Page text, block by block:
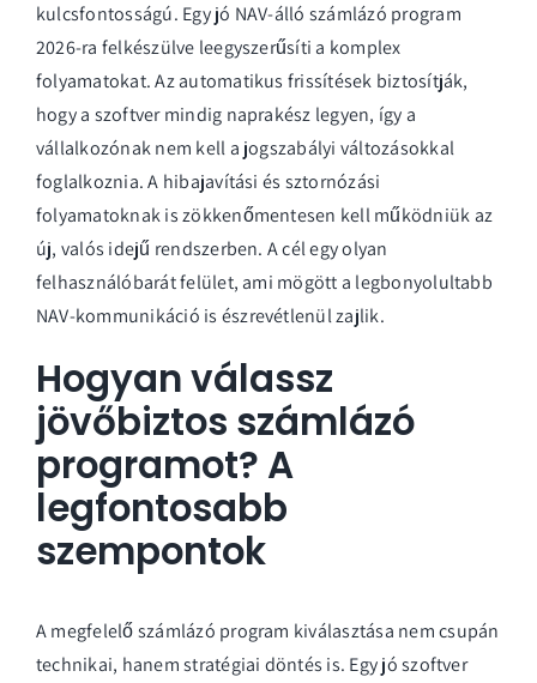
kulcsfontosságú. Egy jó NAV-álló számlázó program
2026-ra felkészülve leegyszerűsíti a komplex
folyamatokat. Az automatikus frissítések biztosítják,
hogy a szoftver mindig naprakész legyen, így a
vállalkozónak nem kell a jogszabályi változásokkal
foglalkoznia. A hibajavítási és sztornózási
folyamatoknak is zökkenőmentesen kell működniük az
új, valós idejű rendszerben. A cél egy olyan
felhasználóbarát felület, ami mögött a legbonyolultabb
NAV-kommunikáció is észrevétlenül zajlik.
Hogyan válassz
jövőbiztos számlázó
programot? A
legfontosabb
szempontok
A megfelelő számlázó program kiválasztása nem csupán
technikai, hanem stratégiai döntés is. Egy jó szoftver